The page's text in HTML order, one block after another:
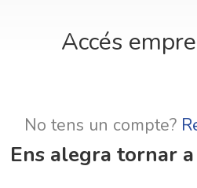
Accés
No tens un compte?
Ens alegra tornar